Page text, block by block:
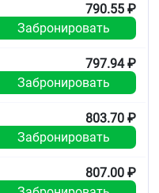
790.55 ₽
Забронировать
797.94 ₽
Забронировать
803.70 ₽
Забронировать
807.00 ₽